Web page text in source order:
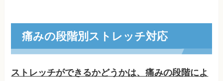
痛みの段階別ストレッチ対応
ストレッチができるかどうかは、痛みの段階によ